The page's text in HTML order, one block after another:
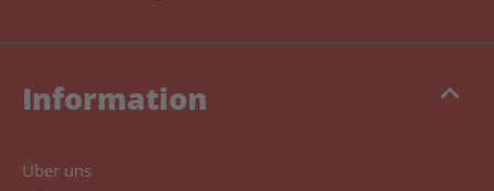
keyboard_arrow_up
Information
Über uns